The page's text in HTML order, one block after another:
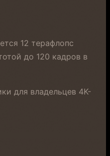
12 терафлопс
до 120 кадров в
для владельцев 4K-